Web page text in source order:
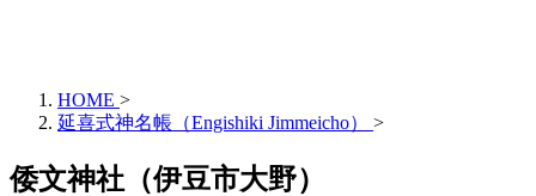
HOME >
延喜式神名帳（Engishiki Jimmeicho）
>
倭文神社（伊豆市大野）